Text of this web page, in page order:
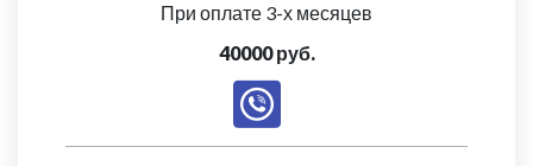
При оплате 3-х месяцев
40000 руб.